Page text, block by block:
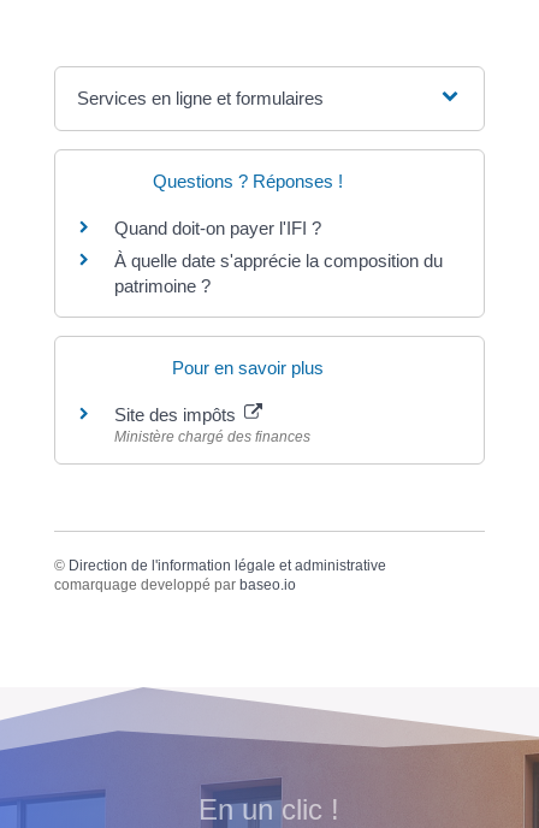
Services en ligne et formulaires
Questions ? Réponses !
Quand doit-on payer l'IFI ?
À quelle date s'apprécie la composition du
patrimoine ?
Pour en savoir plus
Site des impôts
Ministère chargé des finances
© Direction de l'information légale et administrative
comarquage developpé par baseo.io
En un clic !